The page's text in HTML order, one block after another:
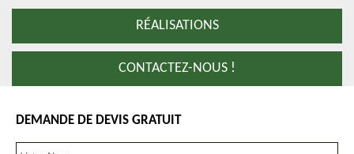
RÉALISATIONS
CONTACTEZ-NOUS !
DEMANDE DE DEVIS GRATUIT